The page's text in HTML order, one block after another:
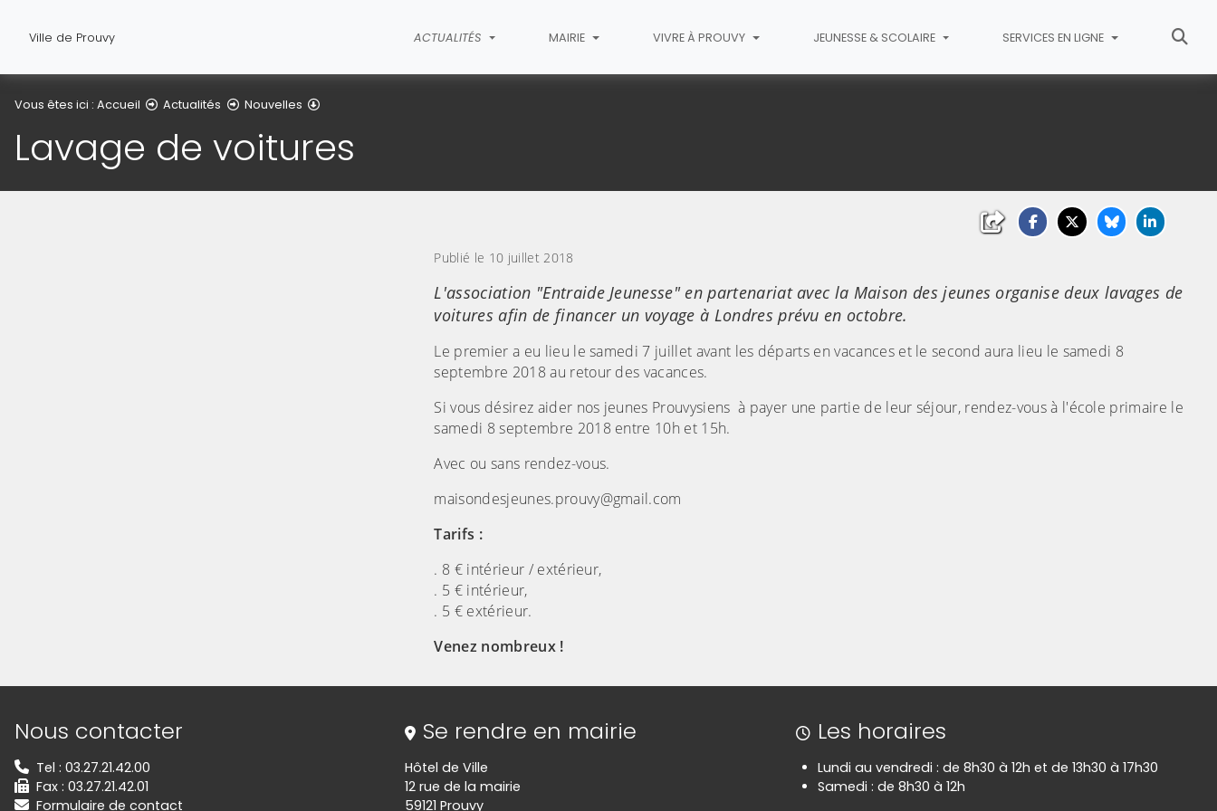
Ville de Prouvy ACTUALITÉS MAIRIE VIVRE À PROUVY JEUNESSE & SCOLAIRE SERVICES EN LIGNE
Vous êtes ici : Accueil Actualités Nouvelles
Lavage de voitures
Publié le 10 juillet 2018
L'association "Entraide Jeunesse" en partenariat avec la Maison des jeunes organise deux lavages de
voitures afin de financer un voyage à Londres prévu en octobre.
Le premier a eu lieu le samedi 7 juillet avant les départs en vacances et le second aura lieu le samedi 8
septembre 2018 au retour des vacances.
Si vous désirez aider nos jeunes Prouvysiens à payer une partie de leur séjour, rendez-vous à l'école primaire le
samedi 8 septembre 2018 entre 10h et 15h.
Avec ou sans rendez-vous.
maisondesjeunes.prouvy@gmail.com
Tarifs :
. 8 € intérieur / extérieur,
. 5 € intérieur,
. 5 € extérieur.
Venez nombreux !
Informations de contact
Nous contacter
Tel : 03.27.21.42.00
Fax : 03.27.21.42.01
Formulaire de contact
Se rendre en mairie
Hôtel de Ville
12 rue de la mairie
59121 Prouvy
Les horaires
Lundi au vendredi : de 8h30 à 12h et de 13h30 à 17h30
Samedi : de 8h30 à 12h